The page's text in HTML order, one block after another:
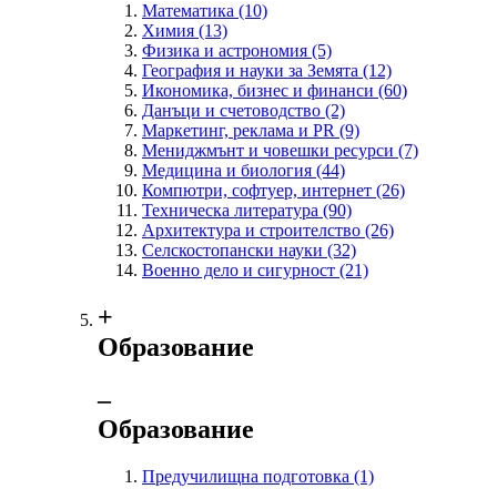
Математика (10)
Химия (13)
Физика и астрономия (5)
География и науки за Земята (12)
Икономика, бизнес и финанси (60)
Данъци и счетоводство (2)
Маркетинг, реклама и PR (9)
Мениджмънт и човешки ресурси (7)
Медицина и биология (44)
Компютри, софтуер, интернет (26)
Техническа литература (90)
Архитектура и строителство (26)
Селскостопански науки (32)
Военно дело и сигурност (21)
+
Образование
‒
Образование
Предучилищна подготовка (1)